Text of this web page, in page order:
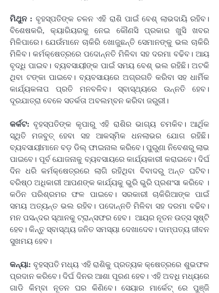
ମିଥୁନ : ବୃହସ୍ପତିଙ୍କ ଚଳନ ଏହି ରାଶି ପାଇଁ ବେଶ୍ ଲାଭଦାୟି ରହିବ।
ବିଶେଷକରି, କ୍ୟାରିୟରକୁ ନେଇ କୌଣସି ପ୍ରକାର ଖୁସି ଖବର
ମିଳିପାରେ। ଯେଉଁମାନେ ଚାକିରି ଖୋଜୁଛନ୍ତି ସେମାନଙ୍କୁ ଭଲ ଚାକିରି
ମିଳିବ। କର୍ମକ୍ଷେତ୍ରରେ ପଦୋନ୍ନତି ମିଳିବା ସହ ଦରମା ବଢିବ। ଆୟ
ବୃଦ୍ଧି ପାଇବ। ବ୍ୟବସାୟୀଙ୍କ ପାଇଁ ସମୟ ବେଶ୍ ଭଲ ରହିଛି। ଅଟକି
ଥିବା ଟଙ୍କା ପାଇବେ। ବ୍ୟବସାୟରେ ଅଗ୍ରଗତି କରିବା ସହ ଧାର୍ମିକ
କାର୍ଯ୍ୟକଳାପ ପ୍ରତି ମନବଳିବ। ସ୍ବାସ୍ଥ୍ୟରେ ଉନ୍ନତି ହେବ।
ଦୂରଯାତ୍ରା ବେଳେ ସତର୍କତା ଅବଲମ୍ବନ କରିବା ଜରୁରୀ।
କର୍କଟ: ବୃହସ୍ପତିଙ୍କ କୃପାରୁ ଏହି ରାଶିର ଭାଗ୍ୟ ଚମକିବ। ଆର୍ଥିକ
ସ୍ଥିତି ମଜବୁତ୍ ହେବା ସହ ଆକସ୍ମିକ ଧନଲାଭର ଯୋଗ ରହିଛି।
ବ୍ୟବସାୟୀମାନେ ବଡ଼ ଡିଲ୍ ଫାଇନାଲ କରିବେ। ପୁରୁଣା ନିବେଶରୁ ଲାଭ
ପାଇବେ। ପୂର୍ବ ଯୋଜନାକୁ ବ୍ୟବସାୟରେ କାର୍ଯ୍ୟକାରୀ କରାଇବେ। ଦିର୍ଘ
ଦିନ ଧରି କର୍ମକ୍ଷେତ୍ରରେ ଲାଗି ରହିଥିବା ବିବାଦରୁ ଅନ୍ତ ଘଟିବ।
ବରିଷ୍ଠ ଅଧିକାରୀ ଆପଣଙ୍କ କାର୍ଯ୍ୟକୁ ଭୁରି ଭୁରି ପ୍ରଶଂସା କରିବେ ।
କଠିନ ପରିଶ୍ରମର ଫଳ ପାଇବେ। ସରକାରୀ ଚାକିରିଆଙ୍କ ପାଇଁ
ସମୟ ଅତ୍ୟନ୍ତ ଭଲ ରହିବ। ପଦୋନ୍ନତି ମିଳିବା ସହ ଦରମା ବଢିବ।
ମନ ପସନ୍ଦର ସ୍ଥାନକୁ ଟ୍ରାନ୍ସଫର ହେବ। ଆୟର ନୂତନ ଉତ୍ସ ସୃଷ୍ଟି
ହେବ। କିନ୍ତୁ ସ୍ବାସ୍ଥ୍ୟ ଜନିତ ସମସ୍ୟା ଦେଖାଦେବ। ଦାମ୍ପତ୍ୟ ଜୀବନ
ସୁଖମୟ ହେବ।
କନ୍ୟା: ବୃହସ୍ପତି ମଧ୍ୟ ଏହି ରାଶିକୁ ପ୍ରତ୍ୟକ କ୍ଷେତ୍ରରେ ଶୁଭଫଳ
ପ୍ରଦାନ କରିବେ। ଦିର୍ଘ ଦିନର ଆଶା ପୂରଣ ହେବ। ଏହି ଅବଧି ମଧ୍ୟରେ
ଗାଡି କିମ୍ବା ନୂତନ ଘର କିଣିବେ। ସେୟାର ମାର୍କେଟ୍ ରେ ପୁଞ୍ଜି